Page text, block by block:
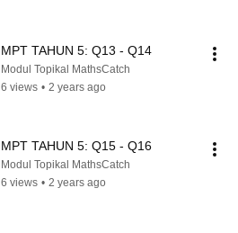
MPT TAHUN 5: Q13 - Q14
Modul Topikal MathsCatch
6 views • 2 years ago
MPT TAHUN 5: Q15 - Q16
Modul Topikal MathsCatch
6 views • 2 years ago